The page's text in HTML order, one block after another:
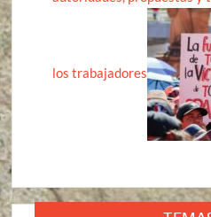
los trabajadores